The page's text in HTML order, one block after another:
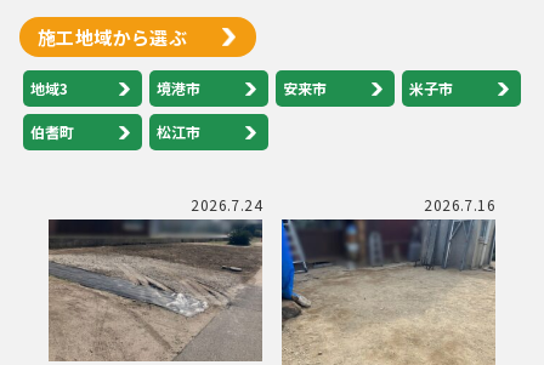
施工地域から選ぶ
地域3 境港市 安来市 米子市
伯耆町 松江市
2026.7.24 2026.7.16